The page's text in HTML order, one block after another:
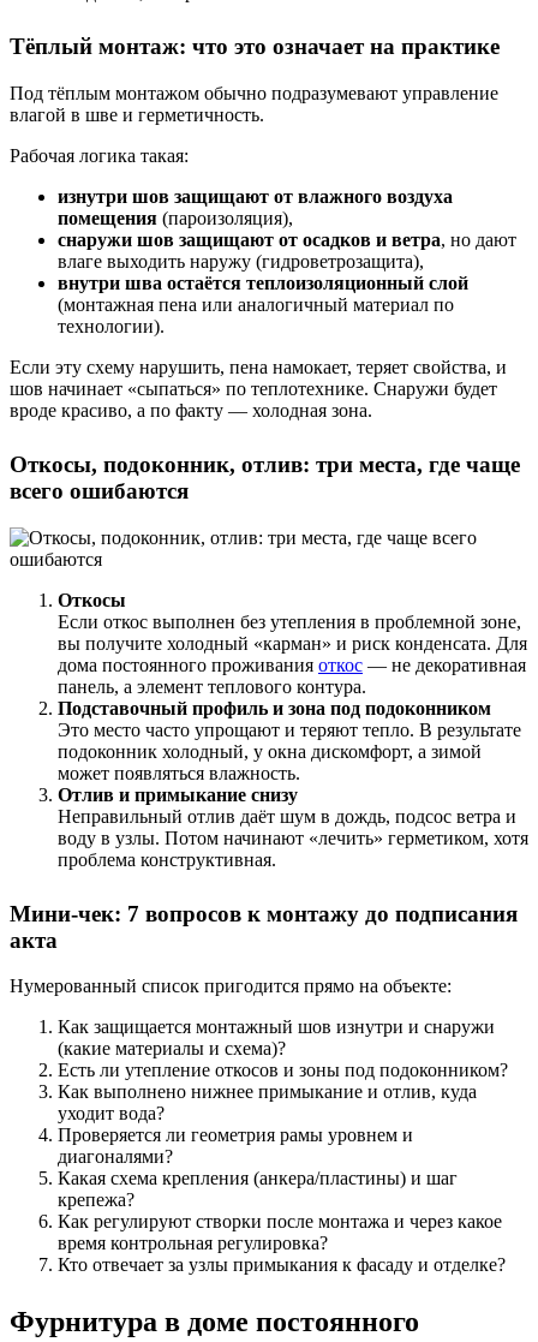
Тёплый монтаж: что это означает на практике
Под тёплым монтажом обычно подразумевают управление
влагой в шве и герметичность.
Рабочая логика такая:
изнутри шов защищают от влажного воздуха
помещения (пароизоляция),
снаружи шов защищают от осадков и ветра, но дают
влаге выходить наружу (гидроветрозащита),
внутри шва остаётся теплоизоляционный слой
(монтажная пена или аналогичный материал по
технологии).
Если эту схему нарушить, пена намокает, теряет свойства, и
шов начинает «сыпаться» по теплотехнике. Снаружи будет
вроде красиво, а по факту — холодная зона.
Откосы, подоконник, отлив: три места, где чаще
всего ошибаются
Откосы
Если откос выполнен без утепления в проблемной зоне,
вы получите холодный «карман» и риск конденсата. Для
дома постоянного проживания откос — не декоративная
панель, а элемент теплового контура.
Подставочный профиль и зона под подоконником
Это место часто упрощают и теряют тепло. В результате
подоконник холодный, у окна дискомфорт, а зимой
может появляться влажность.
Отлив и примыкание снизу
Неправильный отлив даёт шум в дождь, подсос ветра и
воду в узлы. Потом начинают «лечить» герметиком, хотя
проблема конструктивная.
Мини-чек: 7 вопросов к монтажу до подписания
акта
Нумерованный список пригодится прямо на объекте:
Как защищается монтажный шов изнутри и снаружи
(какие материалы и схема)?
Есть ли утепление откосов и зоны под подоконником?
Как выполнено нижнее примыкание и отлив, куда
уходит вода?
Проверяется ли геометрия рамы уровнем и
диагоналями?
Какая схема крепления (анкера/пластины) и шаг
крепежа?
Как регулируют створки после монтажа и через какое
время контрольная регулировка?
Кто отвечает за узлы примыкания к фасаду и отделке?
Фурнитура в доме постоянного